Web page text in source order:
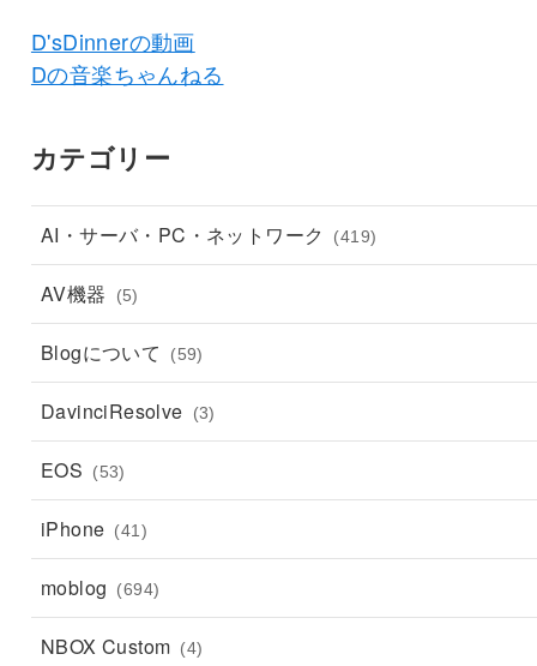
D'sDinnerの動画
Dの音楽ちゃんねる
カテゴリー
AI・サーバ・PC・ネットワーク (419)
AV機器 (5)
Blogについて (59)
DavinciResolve (3)
EOS (53)
iPhone (41)
moblog (694)
NBOX Custom (4)